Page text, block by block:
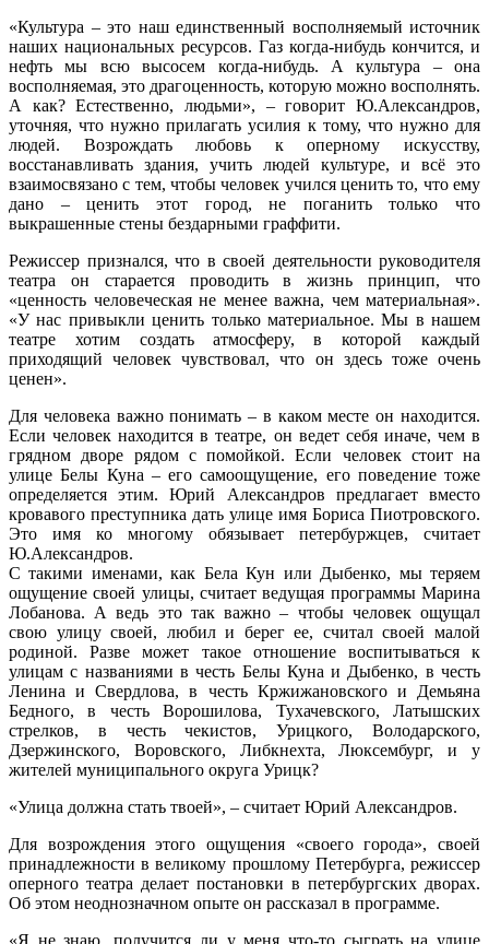
«Культура – это наш единственный восполняемый источник
наших национальных ресурсов. Газ когда-нибудь кончится, и
нефть мы всю высосем когда-нибудь. А культура – она
восполняемая, это драгоценность, которую можно восполнять.
А как? Естественно, людьми», – говорит Ю.Александров,
уточняя, что нужно прилагать усилия к тому, что нужно для
людей. Возрождать любовь к оперному искусству,
восстанавливать здания, учить людей культуре, и всё это
взаимосвязано с тем, чтобы человек учился ценить то, что ему
дано – ценить этот город, не поганить только что
выкрашенные стены бездарными граффити.
Режиссер признался, что в своей деятельности руководителя
театра он старается проводить в жизнь принцип, что
«ценность человеческая не менее важна, чем материальная».
«У нас привыкли ценить только материальное. Мы в нашем
театре хотим создать атмосферу, в которой каждый
приходящий человек чувствовал, что он здесь тоже очень
ценен».
Для человека важно понимать – в каком месте он находится.
Если человек находится в театре, он ведет себя иначе, чем в
грядном дворе рядом с помойкой. Если человек стоит на
улице Белы Куна – его самоощущение, его поведение тоже
определяется этим. Юрий Александров предлагает вместо
кровавого преступника дать улице имя Бориса Пиотровского.
Это имя ко многому обязывает петербуржцев, считает
Ю.Александров.
С такими именами, как Бела Кун или Дыбенко, мы теряем
ощущение своей улицы, считает ведущая программы Марина
Лобанова. А ведь это так важно – чтобы человек ощущал
свою улицу своей, любил и берег ее, считал своей малой
родиной. Разве может такое отношение воспитываться к
улицам с названиями в честь Белы Куна и Дыбенко, в честь
Ленина и Свердлова, в честь Кржижановского и Демьяна
Бедного, в честь Ворошилова, Тухачевского, Латышских
стрелков, в честь чекистов, Урицкого, Володарского,
Дзержинского, Воровского, Либкнехта, Люксембург, и у
жителей муниципального округа Урицк?
«Улица должна стать твоей», – считает Юрий Александров.
Для возрождения этого ощущения «своего города», своей
принадлежности в великому прошлому Петербурга, режиссер
оперного театра делает постановки в петербургских дворах.
Об этом неоднозначном опыте он рассказал в программе.
«Я не знаю, получится ли у меня что-то сыграть на улице